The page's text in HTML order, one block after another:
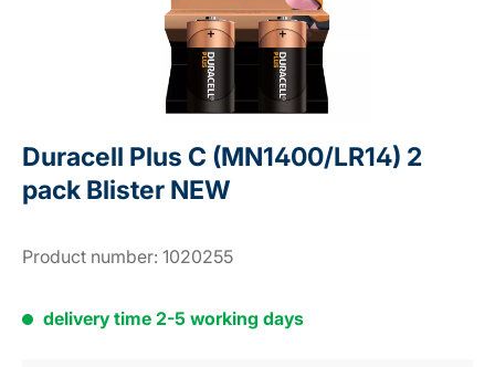
Duracell Plus C (MN1400/LR14) 2
pack Blister NEW
Product number: 1020255
delivery time 2-5 working days